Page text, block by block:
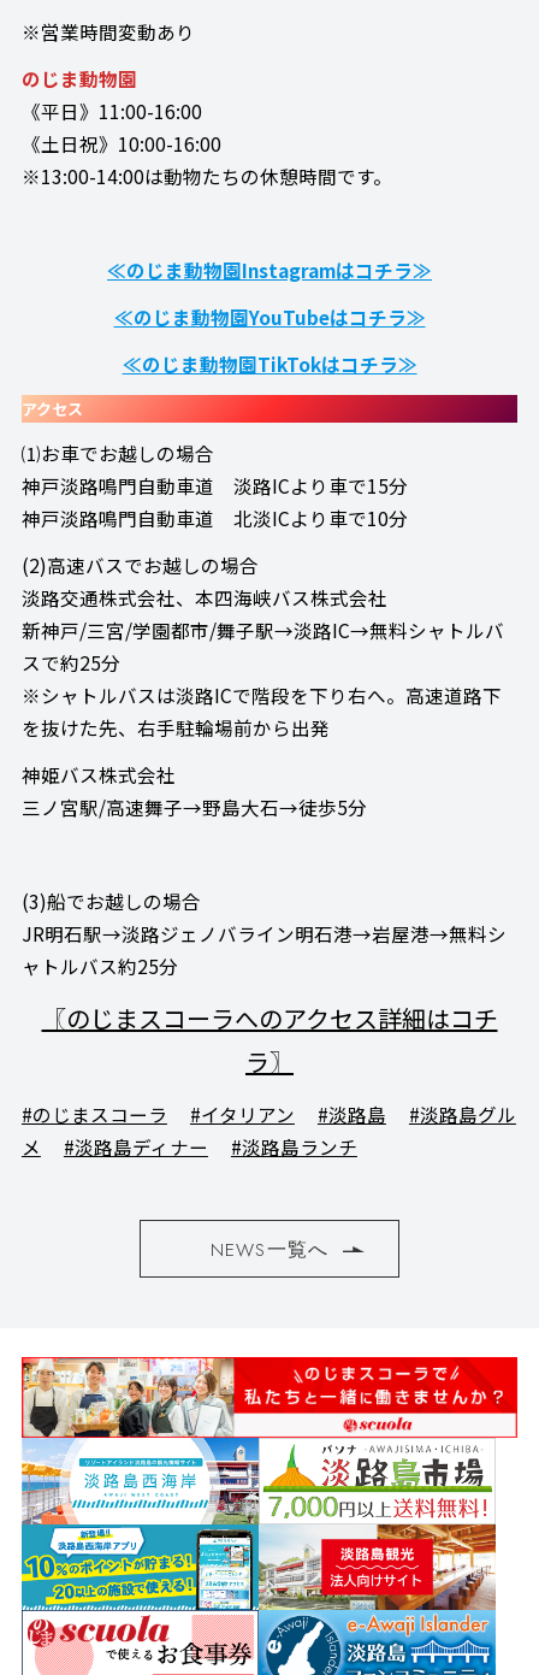
※営業時間変動あり
のじま動物園
《平日》11:00-16:00
《土日祝》10:00-16:00
※13:00-14:00は動物たちの休憩時間です。
≪のじま動物園Instagramはコチラ≫
≪のじま動物園YouTubeはコチラ≫
≪のじま動物園TikTokはコチラ≫
アクセス
⑴お車でお越しの場合
神戸淡路鳴門自動車道 淡路ICより車で15分
神戸淡路鳴門自動車道 北淡ICより車で10分
(2)高速バスでお越しの場合
淡路交通株式会社、本四海峡バス株式会社
新神戸/三宮/学園都市/舞子駅→淡路IC→無料シャトルバ
スで約25分
※シャトルバスは淡路ICで階段を下り右へ。高速道路下
を抜けた先、右手駐輪場前から出発
神姫バス株式会社
三ノ宮駅/高速舞子→野島大石→徒歩5分
(3)船でお越しの場合
JR明石駅→淡路ジェノバライン明石港→岩屋港→無料シ
ャトルバス約25分
〖のじまスコーラへのアクセス詳細はコチ
ラ〗
#のじまスコーラ #イタリアン #淡路島
#淡路島グル
メ
#淡路島ディナー #淡路島ランチ
NEWS一覧へ